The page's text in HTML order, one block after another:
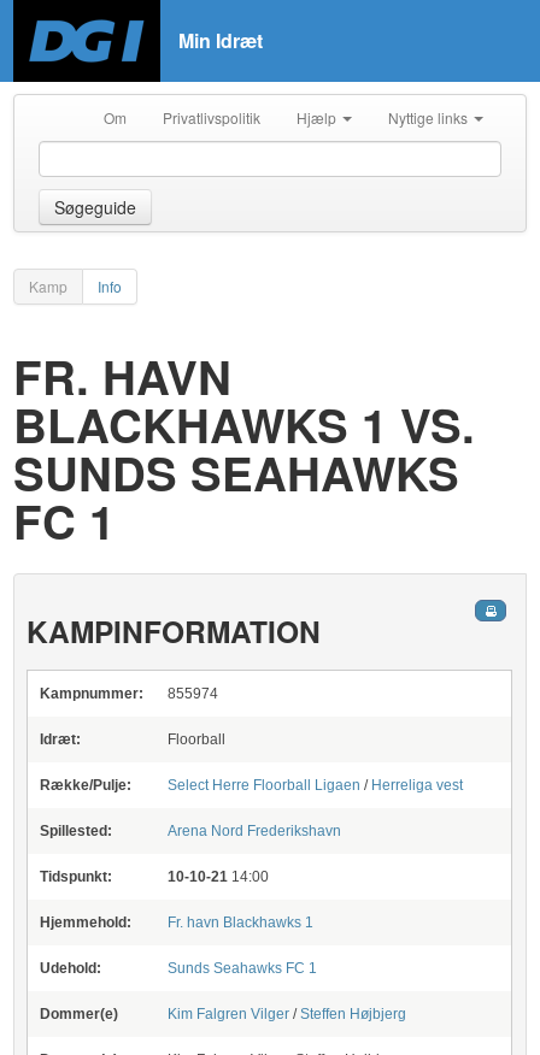
Min Idræt
Om Privatlivspolitik Hjælp Nyttige links
Søgeguide
Kamp Info
FR. HAVN
BLACKHAWKS 1 VS.
SUNDS SEAHAWKS
FC 1
KAMPINFORMATION
Kampnummer: 855974
Idræt: Floorball
Række/Pulje: Select Herre Floorball Ligaen / Herreliga vest
Spillested: Arena Nord Frederikshavn
Tidspunkt: 10-10-21 14:00
Hjemmehold: Fr. havn Blackhawks 1
Udehold: Sunds Seahawks FC 1
Dommer(e) Kim Falgren Vilger /Steffen Højbjerg